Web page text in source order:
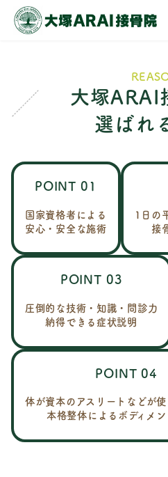
大塚ARAI
選ばれ
POINT 01
国家資格者による
安心・安全な施術
1日の
接
POINT 03
圧倒的な技術・知識・問診力
納得できる症状説明
POINT 04
体が資本のアスリートなどが
本格整体によるボディメン